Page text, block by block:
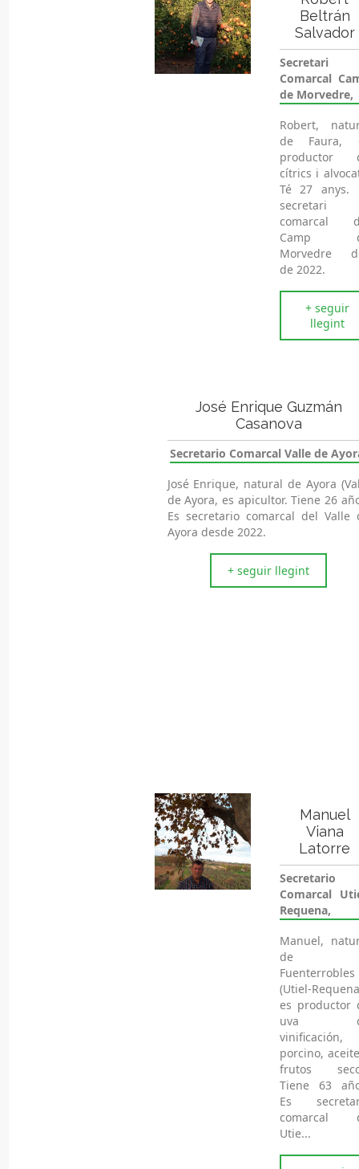
Beltrán
Salvador
Secretari
Comarcal
de Morvedre,
Robert,
de Faura,
productor
cítrics i
Té 27 anys.
secretari
comarcal
Camp
Morvedre
de 2022.
+ seguir
llegint
José Enrique Guzmán
Casanova
Secretario Comarcal Valle de
José Enrique, natural de Ayora
de Ayora, es apicultor. Tiene 26
Es secretario comarcal del Valle
Ayora desde 2022.
+ seguir llegint
Manuel
Viana
Latorre
Secretario
Comarcal
Requena,
Manuel,
de
Fuenterrobles
(Utiel-
es productor
uva
vinificación,
porcino,
frutos
Tiene 63
Es
comarcal
Utie...